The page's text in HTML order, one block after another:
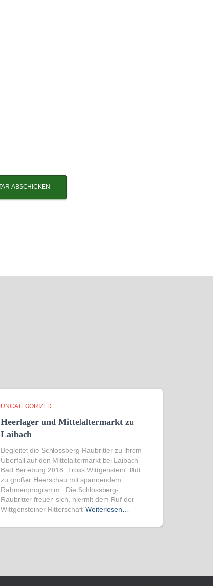
UNCATEGORIZED
Heerlager und Mittelaltermarkt zu
Laibach
Begleitet die Schlossberg-Raubritter zu ihrem
Überfall auf den Mittelaltermarkt bei Laibach –
Bad Berleburg 2018 „Tross Wittgenstein“ lädt
zu großer Heerschau mit spannendem
Rahmenprogramm Die Schlossberg-
Raubritter freuen sich, hiermit dem Ruf der
Wittgensteiner Ritterschaft Weiterlesen…